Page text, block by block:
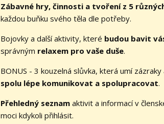
Zábavné hry, činnosti a tvoření z 5
každou buňku svého těla dle potřeby.
Bojovky a další aktivity, které budou bavit
správným relaxem pro vaše duše.
BONUS - 3 kouzelná slůvka, která umí
spolu lépe komunikovat a spolupracovat.
Přehledný seznam aktivit a informací v
moci kdykoli přihlásit.